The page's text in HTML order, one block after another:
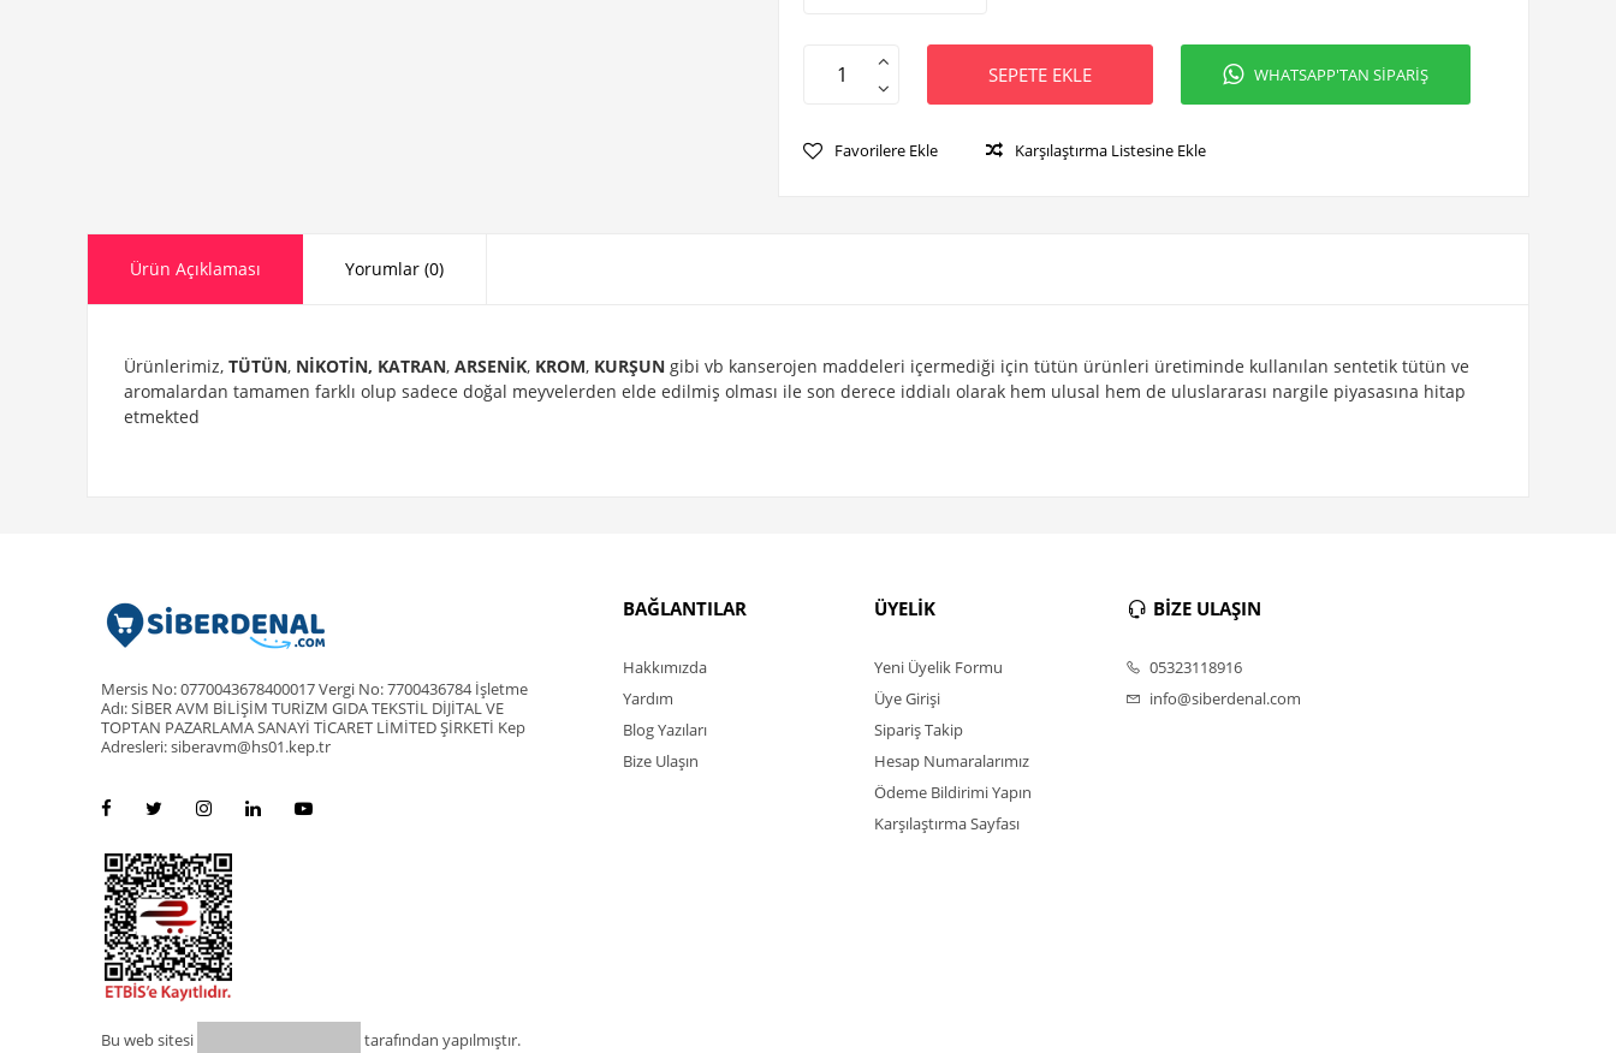
SEPETE EKLE WHATSAPP'TAN SİPARİŞ
Favorilere Ekle Karşılaştırma Listesine Ekle
Ürün Açıklaması Yorumlar (0)
Ürünlerimiz, TÜTÜN, NİKOTİN, KATRAN, ARSENİK, KROM, KURŞUN gibi vb kanserojen maddeleri içermediği için tütün ürünleri üretiminde kullanılan sentetik tütün ve
aromalardan tamamen farklı olup sadece doğal meyvelerden elde edilmiş olması ile son derece iddialı olarak hem ulusal hem de uluslararası nargile piyasasına hitap
etmekted
Mersis No: 0770043678400017 Vergi No: 7700436784 İşletme
Adı: SİBER AVM BİLİŞİM TURİZM GIDA TEKSTİL DİJİTAL VE
TOPTAN PAZARLAMA SANAYİ TİCARET LİMİTED ŞİRKETİ Kep
Adresleri: siberavm@hs01.kep.tr
Bu web sitesi tarafından yapılmıştır.
BAĞLANTILAR
Hakkımızda
Yardım
Blog Yazıları
Bize Ulaşın
ÜYELİK
Yeni Üyelik Formu
Üye Girişi
Sipariş Takip
Hesap Numaralarımız
Ödeme Bildirimi Yapın
Karşılaştırma Sayfası
BİZE ULAŞIN
05323118916
info@siberdenal.com